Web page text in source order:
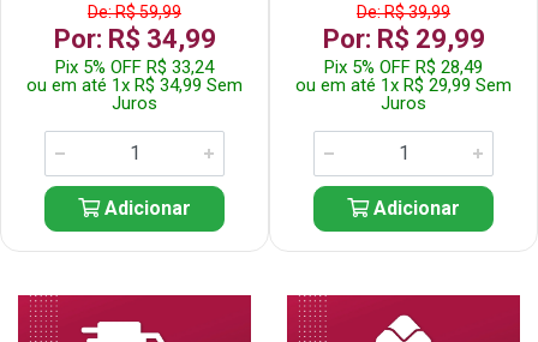
De: R$ 59,99
Por: R$ 34,99
Pix 5% OFF R$ 33,24
ou em até 1x R$ 34,99 Sem
Juros
Adicionar
De: R$ 39,99
Por: R$ 29,99
Pix 5% OFF R$ 28,49
ou em até 1x R$ 29,99 Sem
Juros
Adicionar